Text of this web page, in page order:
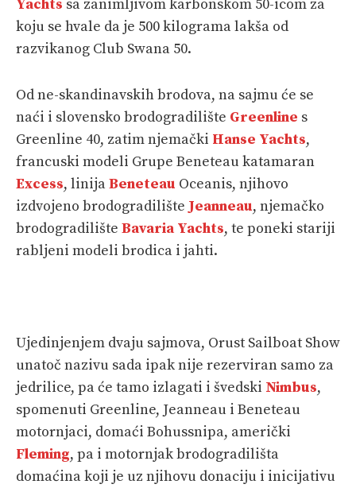
Yachts sa zanimljivom karbonskom 50-icom za
koju se hvale da je 500 kilograma lakša od
razvikanog Club Swana 50.
Od ne-skandinavskih brodova, na sajmu će se
naći i slovensko brodogradilište Greenline s
Greenline 40, zatim njemački Hanse Yachts,
francuski modeli Grupe Beneteau katamaran
Excess, linijaBeneteau Oceanis, njihovo
izdvojeno brodogradilište Jeanneau, njemačko
brodogradilište Bavaria Yachts, te poneki stariji
rabljeni modeli brodica i jahti.
Ujedinjenjem dvaju sajmova, Orust Sailboat Show
unatoč nazivu sada ipak nije rezerviran samo za
jedrilice, pa će tamo izlagati i švedski Nimbus,
spomenuti Greenline, Jeanneau i Beneteau
motornjaci, domaći Bohussnipa, američki
Fleming, pa i motornjak brodogradilišta
domaćina koji je uz njihovu donaciju i inicijativu